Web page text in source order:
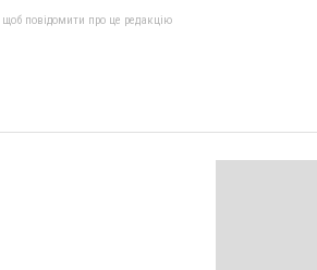
повідомити про це редакцію